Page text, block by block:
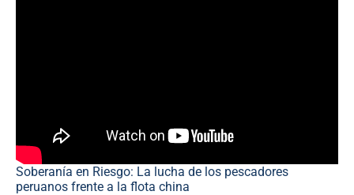
Soberanía en Riesgo: La lucha de los pescadores
peruanos frente a la flota china